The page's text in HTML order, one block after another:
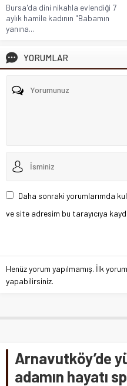
Bursa'da dini nikahla evlendiği 7
aylık hamile kadının "Babamın
yanına...
YORUMLAR
Daha sonraki yorumlarımda
ve site adresim bu tarayıcıya
Henüz yorum yapılmamış. İlk
yapabilirsiniz.
Arnavutköy’de
adamın hayatı